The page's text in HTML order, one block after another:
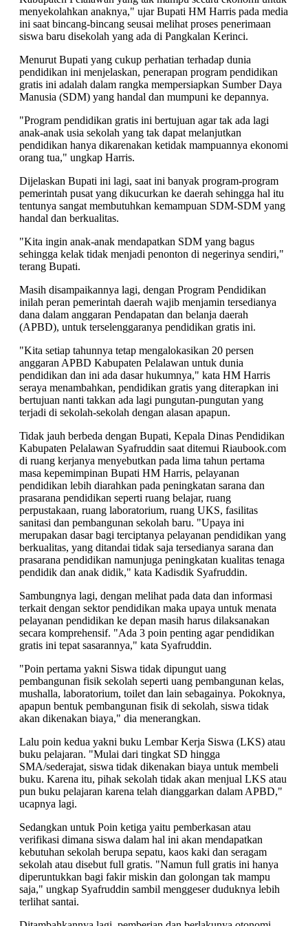
menyekolahkan anaknya," ujar Bupati HM Harris pada media
ini saat bincang-bincang seusai melihat proses penerimaan
siswa baru disekolah yang ada di Pangkalan Kerinci.
Menurut Bupati yang cukup perhatian terhadap dunia
pendidikan ini menjelaskan, penerapan program pendidikan
gratis ini adalah dalam rangka mempersiapkan Sumber Daya
Manusia (SDM) yang handal dan mumpuni ke depannya.
"Program pendidikan gratis ini bertujuan agar tak ada lagi
anak-anak usia sekolah yang tak dapat melanjutkan
pendidikan hanya dikarenakan ketidak mampuannya ekonomi
orang tua," ungkap Harris.
Dijelaskan Bupati ini lagi, saat ini banyak program-program
pemerintah pusat yang dikucurkan ke daerah sehingga hal itu
tentunya sangat membutuhkan kemampuan SDM-SDM yang
handal dan berkualitas.
"Kita ingin anak-anak mendapatkan SDM yang bagus
sehingga kelak tidak menjadi penonton di negerinya sendiri,"
terang Bupati.
Masih disampaikannya lagi, dengan Program Pendidikan
inilah peran pemerintah daerah wajib menjamin tersedianya
dana dalam anggaran Pendapatan dan belanja daerah
(APBD), untuk terselenggaranya pendidikan gratis ini.
"Kita setiap tahunnya tetap mengalokasikan 20 persen
anggaran APBD Kabupaten Pelalawan untuk dunia
pendidikan dan ini ada dasar hukumnya," kata HM Harris
seraya menambahkan, pendidikan gratis yang diterapkan ini
bertujuan nanti takkan ada lagi pungutan-pungutan yang
terjadi di sekolah-sekolah dengan alasan apapun.
Tidak jauh berbeda dengan Bupati, Kepala Dinas Pendidikan
Kabupaten Pelalawan Syafruddin saat ditemui Riaubook.com
di ruang kerjanya menyebutkan pada lima tahun pertama
masa kepemimpinan Bupati HM Harris, pelayanan
pendidikan lebih diarahkan pada peningkatan sarana dan
prasarana pendidikan seperti ruang belajar, ruang
perpustakaan, ruang laboratorium, ruang UKS, fasilitas
sanitasi dan pembangunan sekolah baru. "Upaya ini
merupakan dasar bagi terciptanya pelayanan pendidikan yang
berkualitas, yang ditandai tidak saja tersedianya sarana dan
prasarana pendidikan namunjuga peningkatan kualitas tenaga
pendidik dan anak didik," kata Kadisdik Syafruddin.
Sambungnya lagi, dengan melihat pada data dan informasi
terkait dengan sektor pendidikan maka upaya untuk menata
pelayanan pendidikan ke depan masih harus dilaksanakan
secara komprehensif. "Ada 3 poin penting agar pendidikan
gratis ini tepat sasarannya," kata Syafruddin.
"Poin pertama yakni Siswa tidak dipungut uang
pembangunan fisik sekolah seperti uang pembangunan kelas,
mushalla, laboratorium, toilet dan lain sebagainya. Pokoknya,
apapun bentuk pembangunan fisik di sekolah, siswa tidak
akan dikenakan biaya," dia menerangkan.
Lalu poin kedua yakni buku Lembar Kerja Siswa (LKS) atau
buku pelajaran. "Mulai dari tingkat SD hingga
SMA/sederajat, siswa tidak dikenakan biaya untuk membeli
buku. Karena itu, pihak sekolah tidak akan menjual LKS atau
pun buku pelajaran karena telah dianggarkan dalam APBD,"
ucapnya lagi.
Sedangkan untuk Poin ketiga yaitu pemberkasan atau
verifikasi dimana siswa dalam hal ini akan mendapatkan
kebutuhan sekolah berupa sepatu, kaos kaki dan seragam
sekolah atau disebut full gratis. "Namun full gratis ini hanya
diperuntukkan bagi fakir miskin dan golongan tak mampu
saja," ungkap Syafruddin sambil menggeser duduknya lebih
terlihat santai.